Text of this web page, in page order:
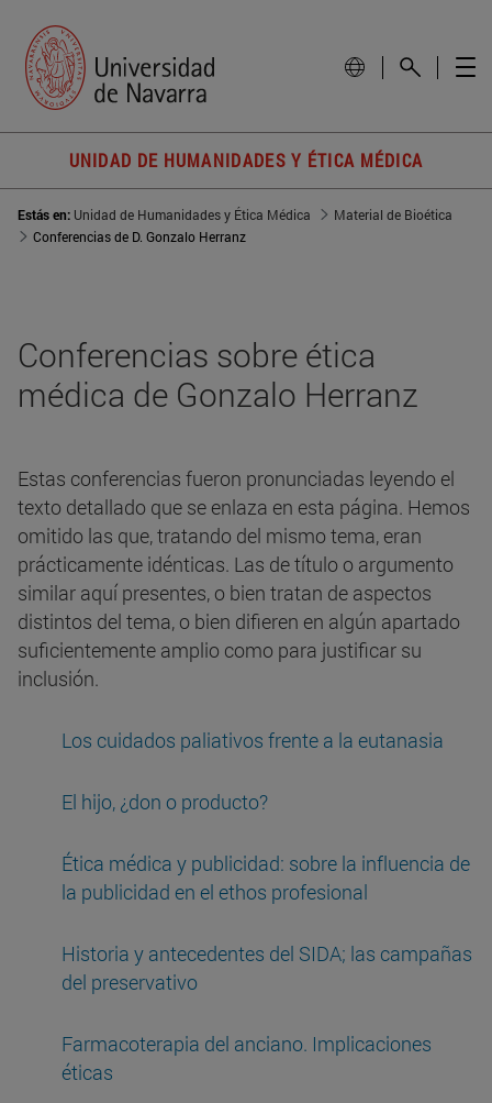
UNIDAD DE HUMANIDADES Y ÉTICA MÉDICA
Estás en: Unidad de Humanidades y Ética Médica
Material de Bioética
Conferencias de D. Gonzalo Herranz
Conferencias sobre ética
médica de Gonzalo Herranz
Estas conferencias fueron pronunciadas leyendo el
texto detallado que se enlaza en esta página. Hemos
omitido las que, tratando del mismo tema, eran
prácticamente idénticas. Las de título o argumento
similar aquí presentes, o bien tratan de aspectos
distintos del tema, o bien difieren en algún apartado
suficientemente amplio como para justificar su
inclusión.
Los cuidados paliativos frente a la eutanasia
El hijo, ¿don o producto?
Ética médica y publicidad: sobre la influencia de
la publicidad en el ethos profesional
Historia y antecedentes del SIDA; las campañas
del preservativo
Farmacoterapia del anciano. Implicaciones
éticas